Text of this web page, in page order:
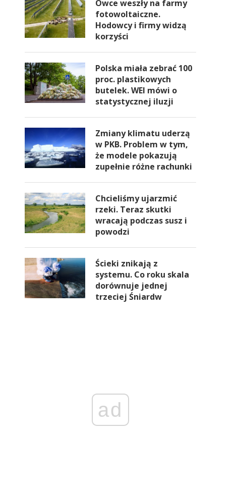
Nowe ETF-y już oficjalnie na
polskiej giełdzie. GPW rozszerza
Owce weszły na farmy
fotowoltaiczne.
Hodowcy i firmy widzą
korzyści
Polska miała zebrać 100
proc. plastikowych
butelek. WEI mówi o
statystycznej iluzji
Zmiany klimatu uderzą
w PKB. Problem w tym,
że modele pokazują
zupełnie różne rachunki
Chcieliśmy ujarzmić
rzeki. Teraz skutki
wracają podczas susz i
powodzi
Ścieki znikają z
systemu. Co roku skala
dorównuje jednej
trzeciej Śniardw
ad